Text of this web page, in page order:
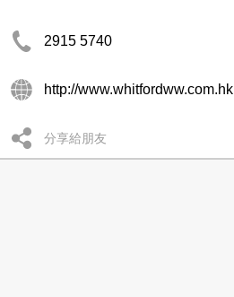
2915 5740
http://www.whitfordww.com.hk
分享給朋友